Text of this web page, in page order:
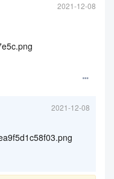
2021-12-08
2021-12-08